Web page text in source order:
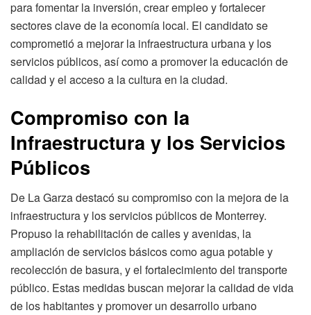
para fomentar la inversión, crear empleo y fortalecer
sectores clave de la economía local. El candidato se
comprometió a mejorar la infraestructura urbana y los
servicios públicos, así como a promover la educación de
calidad y el acceso a la cultura en la ciudad.
Compromiso con la
Infraestructura y los Servicios
Públicos
De La Garza destacó su compromiso con la mejora de la
infraestructura y los servicios públicos de Monterrey.
Propuso la rehabilitación de calles y avenidas, la
ampliación de servicios básicos como agua potable y
recolección de basura, y el fortalecimiento del transporte
público. Estas medidas buscan mejorar la calidad de vida
de los habitantes y promover un desarrollo urbano